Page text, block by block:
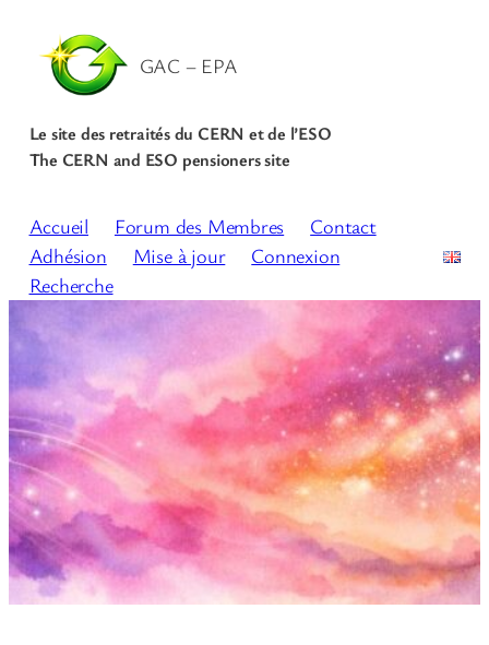
GAC – EPA
Le site des retraités du CERN et de l’ESO
The CERN and ESO pensioners site
Accueil Forum des Membres
Contact
Adhésion
Mise à jour
Connexion
Recherche